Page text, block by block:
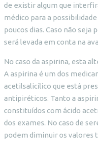
de existir algum que
médico para a
poucos dias. Caso não seja
será levada em conta na
No caso da aspirina, esta
A aspirina é um dos
acetilsalicílico que está
antipiréticos. Tanto a
constituídos com ácido
dos exames. No caso de
podem diminuir os valores